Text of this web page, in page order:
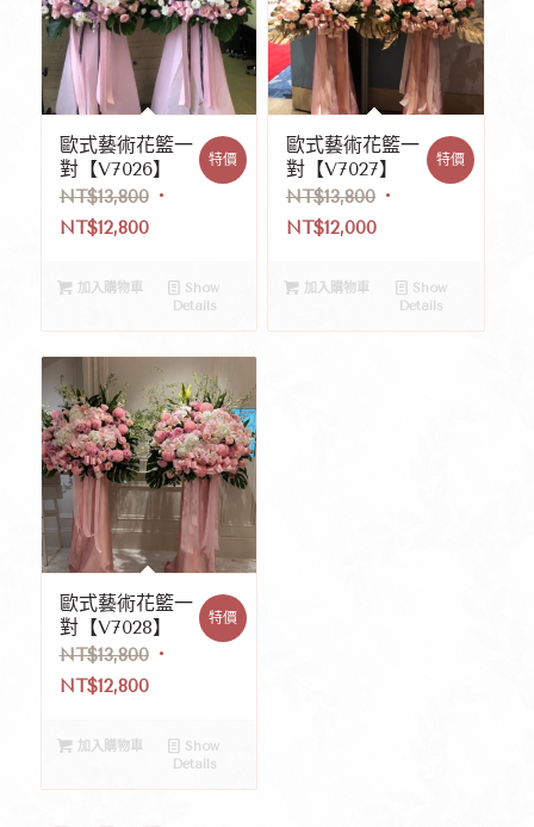
歐式藝術花籃一
對【V7026】
NT$13,800
NT$12,800
特價
加入購物車
Show
Details
歐式藝術花籃一
對【V7027】
NT$13,800
NT$12,000
特價
加入購物車
Show
Details
歐式藝術花籃一
對【V7028】
NT$13,800
NT$12,800
特價
加入購物車
Show
Details